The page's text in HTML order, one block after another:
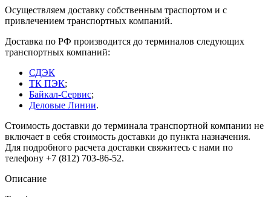
Осуществляем доставку собственным траспортом и с
привлечением транспортных компаний.
Доставка по РФ производится до терминалов следующих
транспортных компаний:
СДЭК
ТК ПЭК;
Байкал-Сервис;
Деловые Линии.
Стоимость доставки до терминала транспортной компании не
включает в себя стоимость доставки до пункта назначения.
Для подробного расчета доставки свяжитесь с нами по
телефону +7 (812) 703-86-52.
Описание